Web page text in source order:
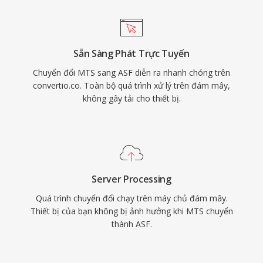
luồng đồng bộ, bao gồm video, âm thanh, lệnh
phần lớn đã được thay thế bởi các bộ chứa
hiện đại hơn trong nhiều trường hợp sử dụng,
nó vẫn phù hợp trong các hệ sinh thái phương
tiện Windows cũ và môi trường doanh nghiệp
Sẵn Sàng Phát Trực Tuyến
Chuyển đổi MTS sang ASF diễn ra nhanh chóng trên
convertio.co. Toàn bộ quá trình xử lý trên đám mây,
không gây tải cho thiết bị.
Server Processing
Quá trình chuyển đổi chạy trên máy chủ đám mây.
Thiết bị của bạn không bị ảnh hưởng khi MTS chuyển
thành ASF.